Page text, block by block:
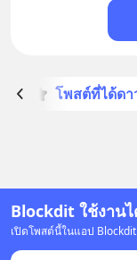
Blockdit ใช้งาน
เปิดโพสต์นี้ในแอป
โพสต์ที่ได้ดา